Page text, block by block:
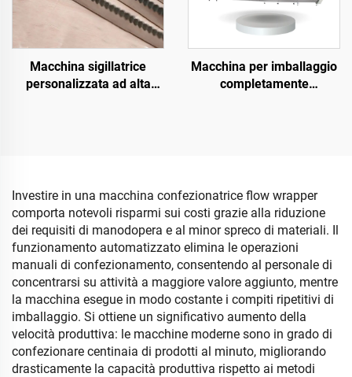
Macchina sigillatrice
personalizzata ad alta
Macchina per imballaggio
completamente
affondatori
Investire in una macchina confezionatrice flow wrapper
comporta notevoli risparmi sui costi grazie alla riduzione
dei requisiti di manodopera e al minor spreco di materiali. Il
funzionamento automatizzato elimina le operazioni
manuali di confezionamento, consentendo al personale di
concentrarsi su attività a maggiore valore aggiunto, mentre
la macchina esegue in modo costante i compiti ripetitivi di
imballaggio. Si ottiene un significativo aumento della
velocità produttiva: le macchine moderne sono in grado di
confezionare centinaia di prodotti al minuto, migliorando
drasticamente la capacità produttiva rispetto ai metodi